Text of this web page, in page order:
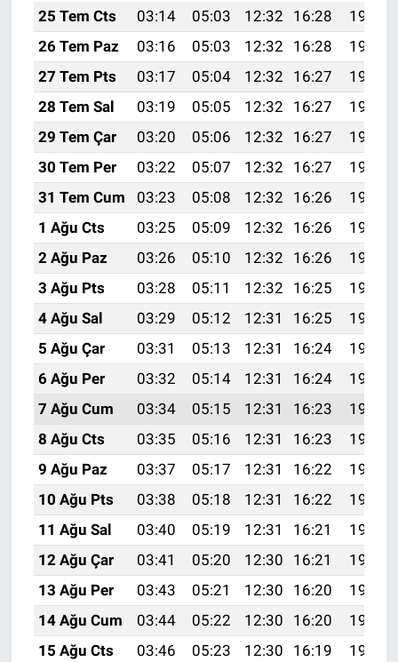
25 Tem Cts
03:14 05:03 12:32 16:28
19:51
26 Tem Paz
03:16 05:03 12:32 16:28
19:50
27 Tem Pts
03:17 05:04 12:32 16:27
19:49
28 Tem Sal
03:19 05:05 12:32 16:27
19:48
29 Tem Çar
03:20 05:06 12:32 16:27
19:47
30 Tem Per
03:22 05:07 12:32 16:27
19:46
31 Tem Cum
03:23 05:08 12:32 16:26
19:45
1 Ağu Cts
03:25 05:09 12:32 16:26
19:44
2 Ağu Paz
03:26 05:10 12:32 16:26
19:43
3 Ağu Pts
03:28 05:11 12:32 16:25
19:42
4 Ağu Sal
03:29 05:12 12:31 16:25
19:41
5 Ağu Çar
03:31 05:13 12:31 16:24
19:40
6 Ağu Per
03:32 05:14 12:31 16:24
19:39
7 Ağu Cum
03:34 05:15 12:31 16:23
19:37
8 Ağu Cts
03:35 05:16 12:31 16:23
19:36
9 Ağu Paz
03:37 05:17 12:31 16:22
19:35
10 Ağu Pts
03:38 05:18 12:31 16:22
19:34
11 Ağu Sal
03:40 05:19 12:31 16:21
19:32
12 Ağu Çar
03:41 05:20 12:30 16:21
19:31
13 Ağu Per
03:43 05:21 12:30 16:20
19:30
14 Ağu Cum
03:44 05:22 12:30 16:20
19:28
15 Ağu Cts
03:46 05:23 12:30 16:19
19:27